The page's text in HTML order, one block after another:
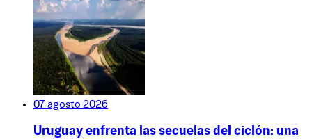
07 agosto 2026
Uruguay enfrenta las secuelas del ciclón: una